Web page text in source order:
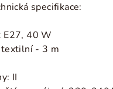
specifikace:
E27, 40 W
textilní - 3 m
II